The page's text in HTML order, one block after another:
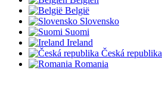
België
Slovensko
Suomi
Ireland
Česká republika
Romania